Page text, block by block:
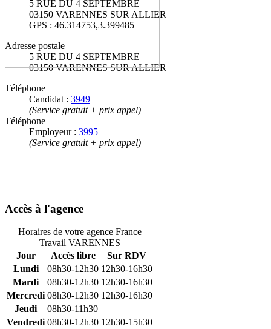
5 RUE DU 4 SEPTEMBRE
03150 VARENNES SUR ALLIER
GPS : 46.314753,3.399485
Adresse postale
5 RUE DU 4 SEPTEMBRE
03150 VARENNES SUR ALLIER
Téléphone
Candidat : 3949
(Service gratuit + prix appel)
Téléphone
Employeur : 3995
(Service gratuit + prix appel)
Accès à l'agence
Horaires de votre agence France
Travail VARENNES
Jour
Accès libre
Sur RDV
Lundi
08h30-12h30 12h30-16h30
Mardi
08h30-12h30 12h30-16h30
Mercredi 08h30-12h30 12h30-16h30
Jeudi
08h30-11h30
Vendredi 08h30-12h30 12h30-15h30